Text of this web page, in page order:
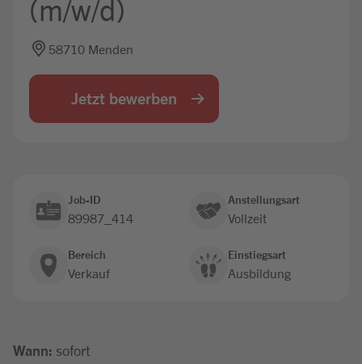
(m/w/d)
58710 Menden
Jetzt bewerben
Job-ID
89987_414
Anstellungsart
Vollzeit
Bereich
Verkauf
Einstiegsart
Ausbildung
Wann: sofort